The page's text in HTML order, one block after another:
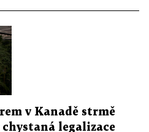
v Kanadě strmě
legalizace